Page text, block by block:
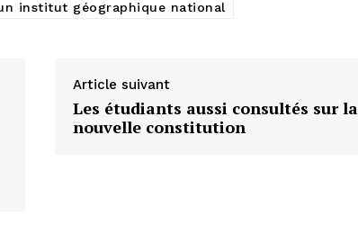
institut géographique national
Article suivant
Les étudiants aussi consultés sur la
nouvelle constitution